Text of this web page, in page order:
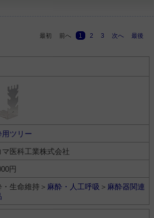
最初 前へ 1 2 3 次へ 最後
用ツリー
マ医科工業株式会社
円
・生命維持＞ 麻酔・人工呼吸 ＞ 麻酔器関連